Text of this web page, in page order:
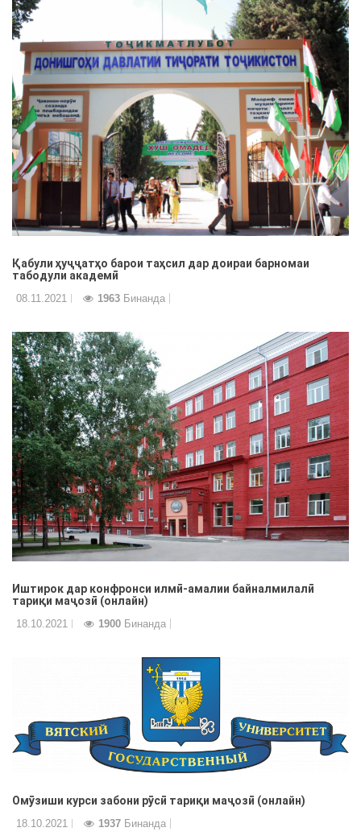
Қабули ҳуҷҷатҳо барои таҳсил дар доираи барномаи
табодули академӣ
08.11.2021 1963 Бинанда
Иштирок дар конфронси илмӣ-амалии байналмилалӣ
тариқи маҷозӣ (онлайн)
18.10.2021 1900 Бинанда
Омӯзиши курси забони рӯсӣ тариқи маҷозӣ (онлайн)
18.10.2021 1937 Бинанда